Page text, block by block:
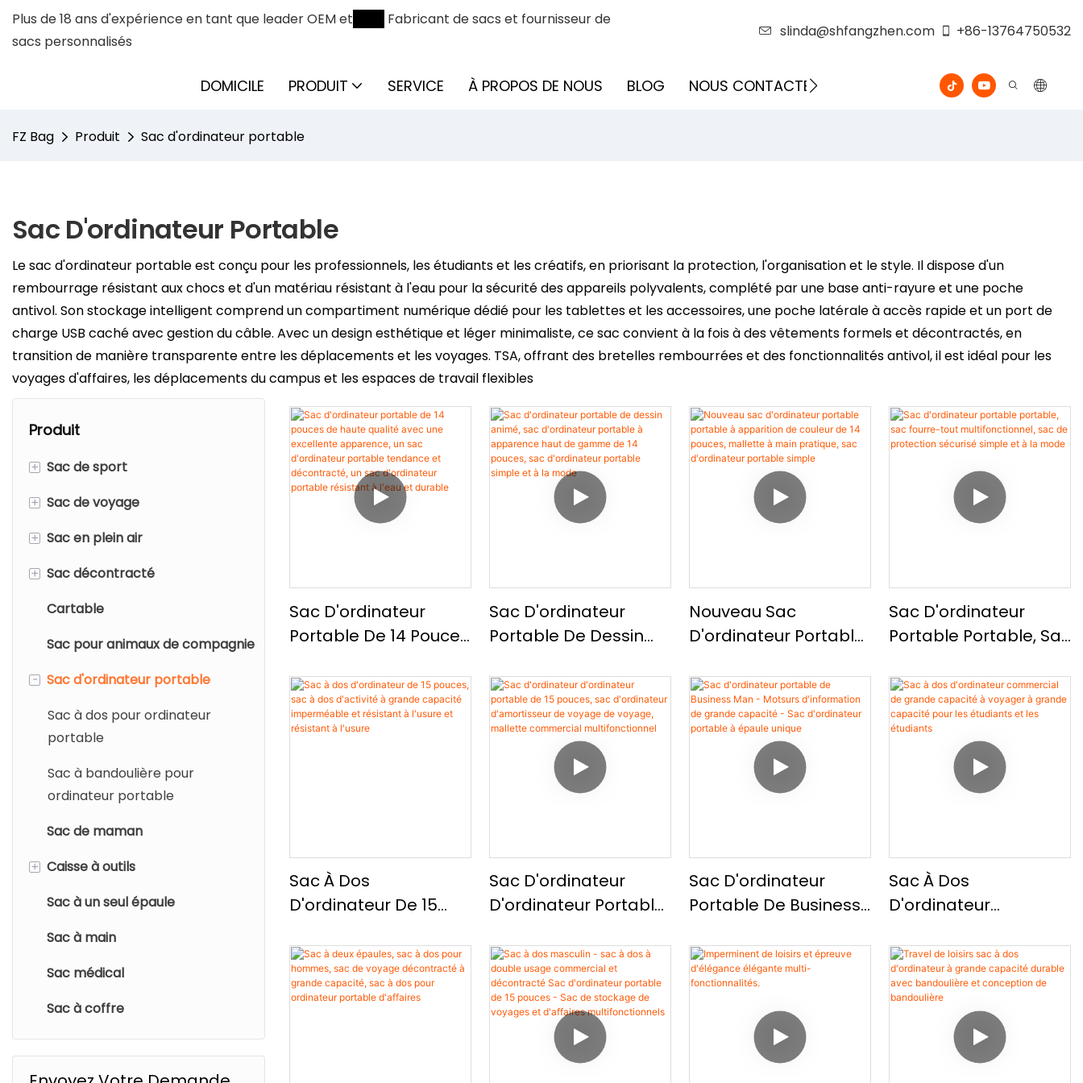
Plus de 18 ans d'expérience en tant que leader OEM et
Fabricant de sacs et fournisseur de
sacs personnalisés
slinda@shfangzhen.com +86-13764750532
DOMICILE PRODUIT SERVICE À PROPOS DE NOUS BLOG NOUS CONTACTER
FZ Bag Produit Sac d'ordinateur portable
Sac D'ordinateur Portable
Le sac d'ordinateur portable est conçu pour les professionnels, les étudiants et les créatifs, en priorisant la protection, l'organisation et le style. Il dispose d'un
rembourrage résistant aux chocs et d'un matériau résistant à l'eau pour la sécurité des appareils polyvalents, complété par une base anti-rayure et une poche
antivol. Son stockage intelligent comprend un compartiment numérique dédié pour les tablettes et les accessoires, une poche latérale à accès rapide et un port de
charge USB caché avec gestion du câble. Avec un design esthétique et léger minimaliste, ce sac convient à la fois à des vêtements formels et décontractés, en
transition de manière transparente entre les déplacements et les voyages. TSA, offrant des bretelles rembourrées et des fonctionnalités antivol, il est idéal pour les
voyages d'affaires, les déplacements du campus et les espaces de travail flexibles
Produit
+ Sac de sport
Sac à dos de sport
Sac à sport
Sac à bandoulière sportif
Sac de chaussures de gym
+ Sac de voyage
Sac à dos de voyage
Sac de Voyage
Sac à roulettes
Trousse de toilette
+ Sac en plein air
Sac à dos extérieur
+ Sac décontracté
Sac à dos décontracté
Sac fourre-tout
Sac de taille
Sac de cordon
Wallte
Cartable
Sac pour animaux de compagnie
- Sac d'ordinateur portable
Sac à dos pour ordinateur
portable
Sac à bandoulière pour
ordinateur portable
Sac de maman
+ Caisse à outils
Sac de maquillage
Sac à un seul épaule
Sac à main
Sac médical
Sac à coffre
Sac D'ordinateur
Portable De 14 Pouces
Une Excellente
Apparence, Un Sac
D'ordinateur Portable
Durable
Sac D'ordinateur
Portable De Dessin
D'ordinateur Portable
À Apparence Haut De
Gamme De 14 Pouces,
Sac D'ordinateur
Portable Simple Et À
Nouveau Sac
D'ordinateur Portable
De Couleur De 14
Pouces, Mallette À
Main Pratique, Sac
D'ordinateur Portable
Sac D'ordinateur
Portable Portable, Sac
Multifonctionnel, Sac
De Protection
Sécurisé Simple Et À
La Mode
Sac À Dos
D'ordinateur De 15
D'activité À Grande
Capacité
Imperméable Et
Sac D'ordinateur
D'ordinateur Portable
D'ordinateur
D'amortisseur De
Voyage De Voyage,
Mallette Commercial
Multifonctionnel
Sac D'ordinateur
Portable De Business
D'information De
Grande Capacité -
Portable À Épaule
Sac À Dos
D'ordinateur
Grande Capacité À
Voyager À Grande
Capacité Pour Les
Étudiants Et Les
Étudiants